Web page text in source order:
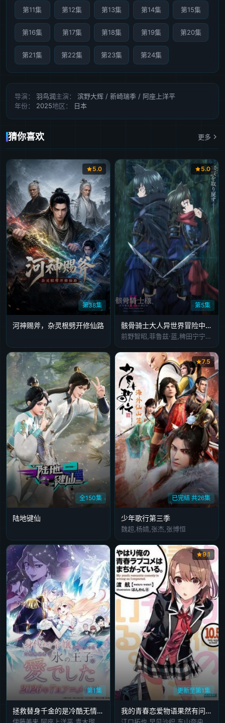
第11集 第12集 第13集 第14集 第15集
第16集 第17集 第18集 第19集 第20集
第21集 第22集 第23集 第24集
导演： 羽鸟润主演：
滨野大辉 / 新崎瑞季 / 阿座上洋平
年份：
2025地区： 日本
猜你喜欢 更多
第38集
5.0
河神赐斧，杂灵根劈开修仙路
第5集
5.0
骸骨骑士大人异世界冒险中Ⅱ骸骨騎士様
前野智昭,菲鲁兹·蓝,稗田宁宁,富田美忧,关俊彦,小野贤章,上田瞳,诹访部顺一,赤羽根健治,四宫豪,江口拓也,大久保瑠美,鸟海浩辅,皆口裕子,竹内良太,大西沙织,山根绮,逢田梨香子,河西健吾,白石稔,石田彰
全150集
陆地键仙
已完结 共26集
7.5
少年歌行第三季
魏超,杨婧,张杰,张博恒
第1集
拯救替身千金的是冷酷无情冰之王子的爱身代わり令嬢を救ったのは冷酷無慈悲な氷の王子の愛でした
更新至第1集
9.1
我的青春恋爱物语果然有问题第二季OVA